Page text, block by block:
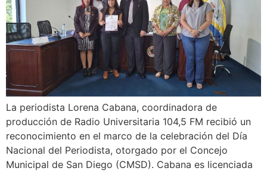
La periodista Lorena Cabana, coordinadora de
producción de Radio Universitaria 104,5 FM recibió un
reconocimiento en el marco de la celebración del Día
Nacional del Periodista, otorgado por el Concejo
Municipal de San Diego (CMSD). Cabana es licenciada